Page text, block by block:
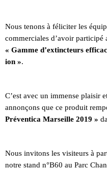
Nous tenons à féliciter les
commerciales d’avoir participé
« Gamme d’extincteurs
ion ».
C’est avec un immense plaisir
annonçons que ce produit
Préventica Marseille 2019 »
Nous invitons les visiteurs à
notre stand n°B60 au Parc